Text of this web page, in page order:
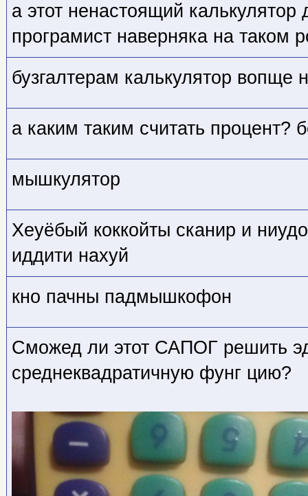
а этот ненастоящий калькулятор
програмист наверняка на таком
бузгалтерам калькулятор вопще
а каким таким считать процент?
мышкулятор
Хеуёбый коккойты сканир и
иддити нахуй
кно пачны падмышкофон
Сможед ли этот САПОГ решить
среднеквадратичную фунг цию?